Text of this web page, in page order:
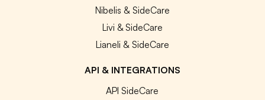
Nibelis & SideCare
Livi & SideCare
Lianeli & SideCare
API & INTEGRATIONS
API SideCare